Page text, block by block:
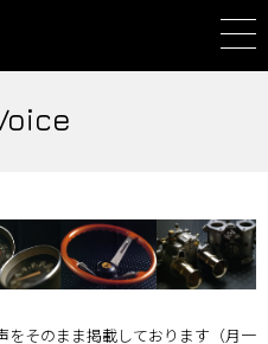
をそのまま掲載しております（月一